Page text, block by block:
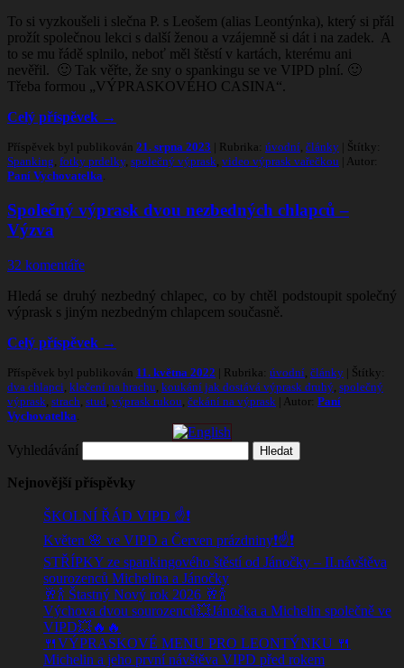
To si vyzkoušeli i slečna P. s Leošem (alias Leontýnka), který si přál
prožít společnou lekci s další ženou a vzájemně si dát i na zadek. A
to se mu řádě splnilo, neboť měl štěstí v kartách, kterému ani
nevěřil. 🙂 Tak věřte, že sny o spankingu se ve VIPD plní. 🙂
Třeba formou „VÝPRASKOVÉHO CASINA“.
Celý příspěvek →
Příspěvek byl publikován 21. srpna 2023 | Rubrika: úvodní, články | Štítky:
Spanking, fotky prdelky, společný výprask, video výprask vařečkou | Autor:
Paní Vychovatelka.
Společný výprask dvou nezbedných chlapců –
Výzva
32 komentáře
Hledá se druhý nezbedný chlapec, co by chtěl podstoupit společný
výprask s jiným nezbedným chlapcem současně.
Celý příspěvek →
Příspěvek byl publikován 11. května 2022 | Rubrika: úvodní články | Štítky:
dva chlapci klečení na hrachu koukání jak dostává výprask druhý společný
výprask strach stud výprask rukou čekání na výprask | Autor: Paní
Vychovatelka
Vyhledávání
Nejnovější příspěvky
ŠKOLNÍ ŘÁD VIPD ☝️❗
Květen 🌸 ve VIPD a Červen prázdniny❗☝️❗
STŘÍPKY ze spankingového štěstí od Jánočky – II.návštěva
sourozenců Michelina a Jánočky
🥂🍾 Štastný Nový rok 2026 🥂🍾
Výchova dvou sourozenců💥Jánočka a Michelin společně ve
VIPD💥🔥🔥
🍴VÝPRASKOVÉ MENU PRO LEONTÝNKU 🍴
Michelin a jeho první návštěva VIPD před rokem